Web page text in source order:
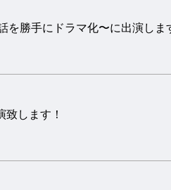
を勝手にドラマ化〜に出演しま
致します！